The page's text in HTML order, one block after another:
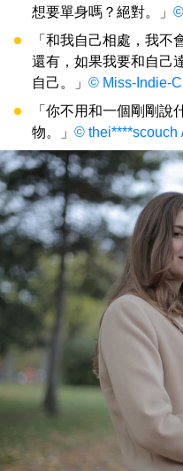
想要單身嗎？絕對。」
「和我自己相處，我不
還有，如果我要和自己
自己。」 © Miss-Indie-
「你不用和一個剛剛說
物。」 © thei****scouch